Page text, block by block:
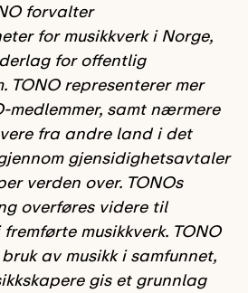
forvalter
for musikkverk i Norge,
for offentlig
TONO representerer mer
medlemmer, samt nærmere
fra andre land i det
gjensidighetsavtaler
verden over. TONOs
overføres videre til
musikkverk. TONO
av musikk i samfunnet,
gis et grunnlag